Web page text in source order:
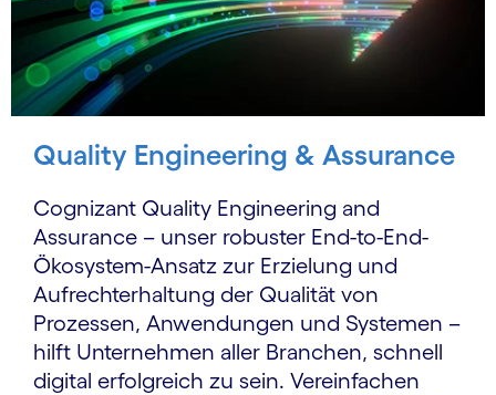
Quality Engineering & Assurance
Cognizant Quality Engineering and
Assurance – unser robuster End-to-End-
Ökosystem-Ansatz zur Erzielung und
Aufrechterhaltung der Qualität von
Prozessen, Anwendungen und Systemen –
hilft Unternehmen aller Branchen, schnell
digital erfolgreich zu sein. Vereinfachen